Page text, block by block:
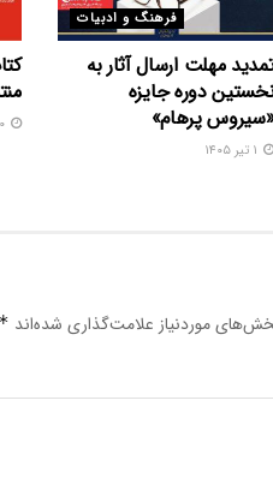
فرهنگ و ادبیات
مهلت ارسال آثار به
دوره جایزه
پرهام»
۳۰ خرداد ۱۴۰۵
موردنیاز علامت‌گذاری شده‌اند *